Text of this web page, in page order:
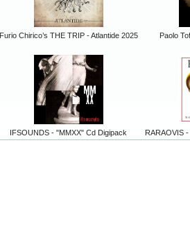
Furio Chirico’s THE TRIP - Atlantide 2025
Paolo
IFSOUNDS - "MMXX" Cd Digipack RARAOVIS